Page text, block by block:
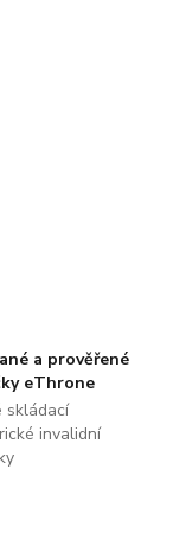
a prověřené
eThrone
skládací
invalidní